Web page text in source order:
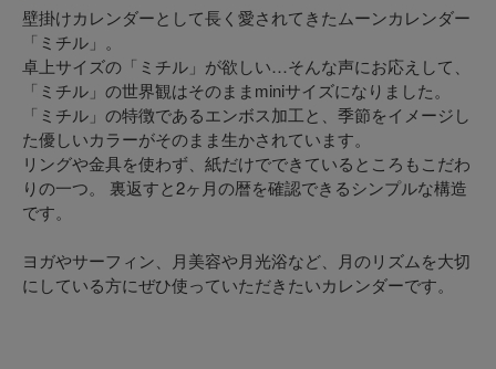
壁掛けカレンダーとして長く愛されてきたムーンカレンダー
「ミチル」。
卓上サイズの「ミチル」が欲しい…そんな声にお応えして、
「ミチル」の世界観はそのままminiサイズになりました。
「ミチル」の特徴であるエンボス加工と、季節をイメージし
た優しいカラーがそのまま生かされています。
リングや金具を使わず、紙だけでできているところもこだわ
りの一つ。 裏返すと2ヶ月の暦を確認できるシンプルな構造
です。
ヨガやサーフィン、月美容や月光浴など、月のリズムを大切
にしている方にぜひ使っていただきたいカレンダーです。